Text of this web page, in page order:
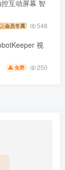
互动屏幕 智
会员专属 548
视
免费 250